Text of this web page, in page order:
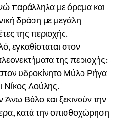
παράλληλα με όραμα και
δράση με μεγάλη
της περιοχής.
εγκαθίσταται στον
της περιοχής:
υδροκίνητο Μύλο Ρήγα –
Νίκος Λούλης.
Άνω Βόλο και ξεκινούν την
κατά την οπισθοχώρηση